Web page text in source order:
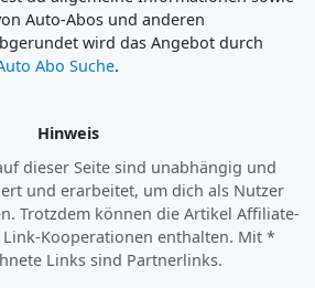
Auto-Abos und anderen
wird das Angebot durch
Abo Suche.
Hinweis
dieser Seite sind unabhängig und
und erarbeitet, um dich als Nutzer
Trotzdem können die Artikel Affiliate-
Kooperationen enthalten. Mit *
Links sind Partnerlinks.